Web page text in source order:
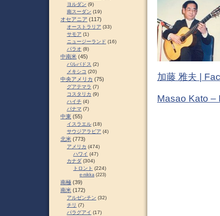
加藤 雅夫 |
Masao Kato –
ヨルダン (9)
南スーダン (19)
オセアニア (117)
オーストラリア (33)
サモア (1)
ニュージーランド (16)
パラオ (8)
中南米 (45)
バルバドス (2)
メキシコ (20)
中央アメリカ (75)
グアテマラ (7)
コスタリカ (9)
ハイチ (4)
パナマ (7)
中東 (55)
イスラエル (18)
サウジアラビア (4)
北米 (773)
アメリカ (474)
ハワイ (47)
カナダ (304)
トロント (224)
e-nikka (223)
南極 (39)
南米 (172)
アルゼンチン (32)
チリ (7)
パラグアイ (17)